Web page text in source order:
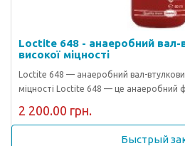
Loctite 648 - анаеробний вал-
високої міцності
Loctite 648 — анаеробний вал-
міцності Loctite 648 — це анаеробний
2 200.00 грн.
Быстрый